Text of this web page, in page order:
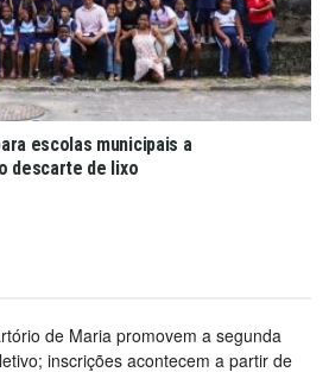
escolas municipais a
descarte de lixo
de Maria promovem a segunda
inscrições acontecem a partir de